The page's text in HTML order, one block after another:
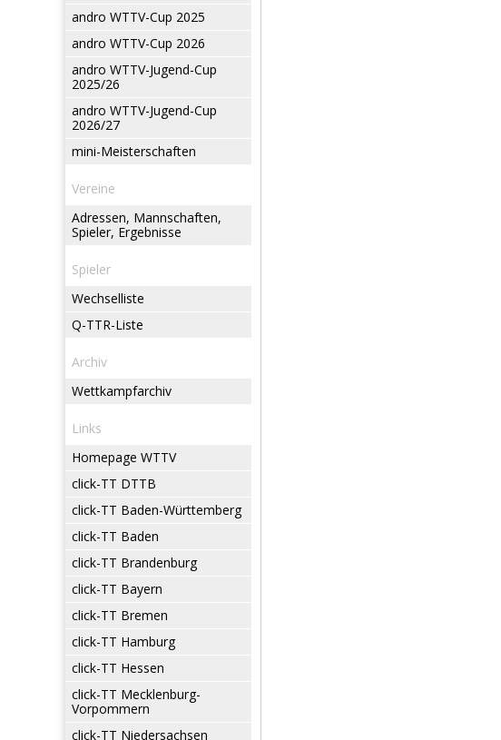
andro WTTV-Cup 2025
andro WTTV-Cup 2026
andro WTTV-Jugend-Cup
2025/26
andro WTTV-Jugend-Cup
2026/27
mini-Meisterschaften
Vereine
Adressen, Mannschaften,
Spieler, Ergebnisse
Spieler
Wechselliste
Q-TTR-Liste
Archiv
Wettkampfarchiv
Links
Homepage WTTV
click-TT DTTB
click-TT Baden-Württemberg
click-TT Baden
click-TT Brandenburg
click-TT Bayern
click-TT Bremen
click-TT Hamburg
click-TT Hessen
click-TT Mecklenburg-
Vorpommern
click-TT Niedersachsen